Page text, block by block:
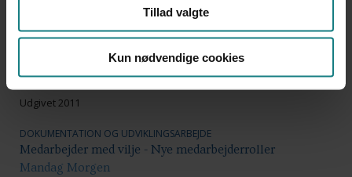
Tillad valgte
Kun nødvendige cookies
UNDERSØGELSER OG EVALUERINGER
kommunalreformen
Udgivet 2011
DOKUMENTATION OG UDVIKLINGSARBEJDE
Medarbejder med vilje - Nye medarbejderroller
Mandag Morgen